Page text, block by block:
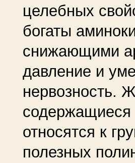
целебных
богаты
снижающими
давление и
нервозность.
содержащиеся
относятся к
полезных